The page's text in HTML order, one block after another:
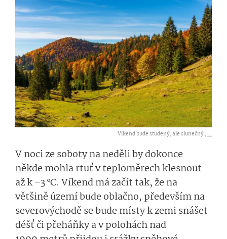
Víkend bude studený, ale slunečný ,...
V noci ze soboty na neděli by dokonce
někde mohla rtuť v teploměrech klesnout
až k –3 °C. Víkend má začít tak, že na
většině území budeoblačno, především na
severovýchodě se bude místy k zemi snášet
déšť či přeháňky a v polohách nad